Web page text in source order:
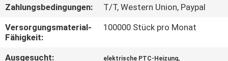
ANGEBOT
ANFORDERN
Zahlungsbedingungen:
T/T, Western Union, Paypal
Versorgungsmaterial-
Fähigkeit:
100000 Stück pro Monat
Ausgesucht: elektrische PTC-Heizung,